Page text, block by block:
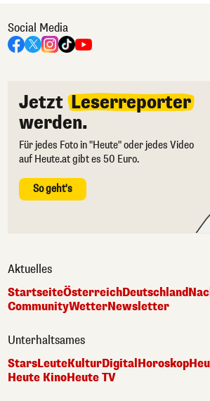
Social Media
Jetzt Leserreporter
werden.
Für jedes Foto in "Heute" oder jedes Video
auf Heute.at gibt es 50 Euro.
So geht's
Aktuelles
StartseiteÖsterreichDeutschland
CommunityWetterNewsletter
Unterhaltsames
StarsLeuteKulturDigital Horoskop
Heute KinoHeute TV